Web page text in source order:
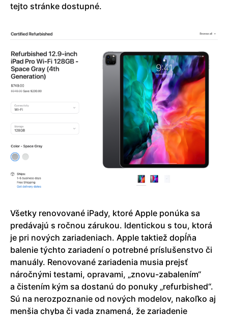
tejto stránke dostupné.
Všetky renovované iPady, ktoré Apple ponúka sa
predávajú s ročnou zárukou. Identickou s tou, ktorá
je pri nových zariadeniach. Apple taktiež dopĺňa
balenie týchto zariadení o potrebné príslušenstvo či
manuály. Renovované zariadenia musia prejsť
náročnými testami, opravami, „znovu-zabalením“
a čistením kým sa dostanú do ponuky „refurbished“.
Sú na nerozpoznanie od nových modelov, nakoľko aj
menšia chyba či vada znamená, že zariadenie